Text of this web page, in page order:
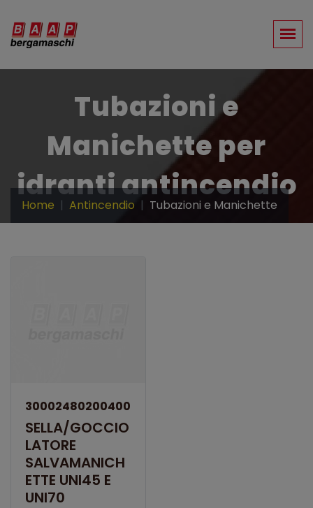
Tubazioni e
Manichette per
idranti antincendio
Home Antincendio Tubazioni e Manichette
30002480200400
SELLA/GOCCIO
LATORE
SALVAMANICH
ETTE UNI45 E
UNI70